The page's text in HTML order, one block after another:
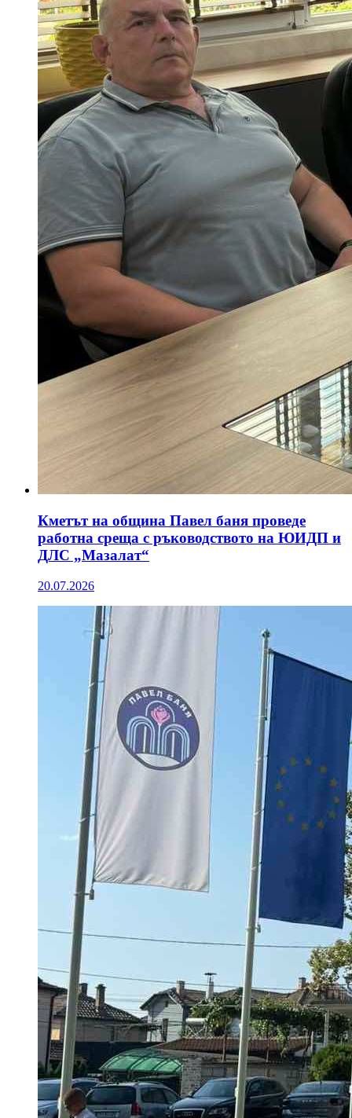
Кметът на община Павел баня проведе
работна среща с ръководството на ЮИДП и
ДЛС „Мазалат“
20.07.2026